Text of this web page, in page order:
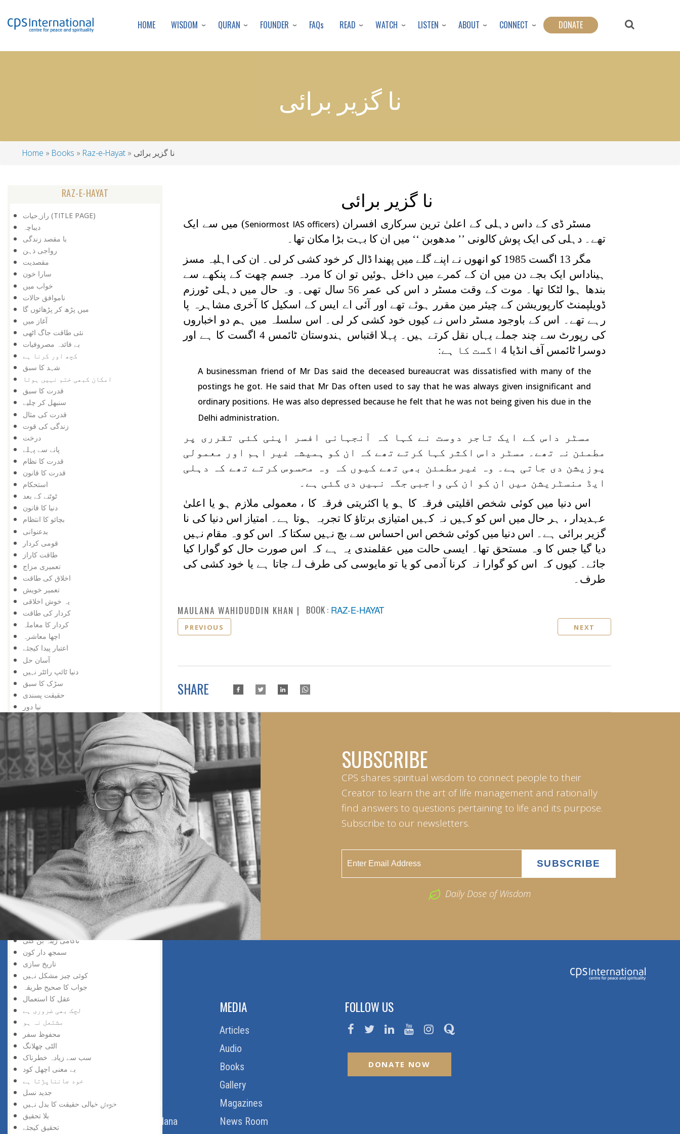
to
content
HOME WISDOM QURAN FOUNDER FAQs READ WATCH LISTEN ABOUT CONNECT DONATE
نا گزیر برائی
Home Books Raz-e-Hayat نا گزیر برائی
RAZ-E-HAYAT
راز ِحیات (TITLE PAGE)
دیباچہ
با مقصد زندگی
رواجی ذہن
مقصدیت
سارا خون
خواب میں
ناموافق حالات
میں پڑھ کر پڑھائوں گا
آغاز میں
نئی طاقت جاگ اٹھی
بے فائدہ مصروفیات
کچھ اور کرنا ہے
شہد کا سبق
امکان کبھی ختم نہیں ہوتا
قدرت کا سبق
سنبھل کر چلیے
قدرت کی مثال
زندگی کی قوت
درخت
پانے سے پہلے
قدرت کا نظام
قدرت کا قانون
استحکام
ٹوٹنے کے بعد
دنیا کا قانون
بچائو کا انتظام
بدعنوانی
قومی کردار
طاقت کاراز
تعمیری مزاج
اخلاق کی طاقت
تعمیر خویش
یہ خوش اخلاقی
کردار کی طاقت
کردار کا معاملہ
اچھا معاشرہ
اعتبار پیدا کیجئے
آسان حل
دنیا ٹائپ رائٹر نہیں
سڑک کا سبق
حقیقت پسندی
نیا دور
خود کشی نہیں
اور تالا کھل گیا
شوق کافی ہے
زبان درازی
حقیقت پسندی نہ کہ شوق
دشمنی کے وقت بھی
تعلیم کی اہمیت
اپنی کوشش سے
ایک کے بعد دوسرا
مواقع کا استعمال
ہار میں جیت
کامیابی کے لیے
کمی کی تلافی
بربادی کے بعد بھی
تم غریب نہیں ، دولت مند ہو
کمزوری نعمت ثابت ہوئی
سڑک بند ہے
افسوس نہ کیجئے
ناکامی زینہ بن گئی
سمجھ دار کون
تاریخ سازی
کوئی چیز مشکل نہیں
جواب کا صحیح طریقہ
عقل کا استعمال
لچک بھی ضروری ہے
مشتعل نہ ہو
محفوظ سفر
الٹی چھلانگ
سب سے زیادہ خطرناک
بے معنی اچھل کود
خود جانناپڑتا ہے
جدید نسل
خوش خیالی حقیقت کا بدل نہیں
بلا تحقیق
تحقیق کیجئے
نا گزیر برائی
مسٹر ڈی کے داس دہلی کے اعلیٰ ترین سرکاری افسران (Seniormost IAS officers) میں سے ایک
تھے۔ دہلی کی ایک پوش کالونی ’’ مدھوبن ‘‘ میں ان کا بہت بڑا مکان تھا۔
مگر 13 اگست 1985 کو انھوں نے اپنے گلے میں پھندا ڈال کر خود کشی کر لی۔ ان کی اہلیہ مسز
ہیناداس ایک بجے دن میں ان کے کمرے میں داخل ہوئیں تو ان کا مردہ جسم چھت کے پنکھے سے
بندھا ہوا لٹکا تھا۔ موت کے وقت مسٹر د اس کی عمر 56 سال تھی۔ وہ حال میں دہلی ٹورزم
ڈویلپمنٹ کارپوریشن کے چیئر مین مقرر ہوئے تھے اور آئی اے ایس کے اسکیل کا آخری مشاہرہ پا
رہے تھے۔ اس کے باوجود مسٹر داس نے کیوں خود کشی کر لی۔ اس سلسلہ میں ہم دو اخباروں
کی رپورٹ سے چند جملے یہاں نقل کرتے ہیں۔ پہلا اقتباس ہندوستان ٹائمس 4 اگست کا ہے اور
دوسرا ٹائمس آف انڈیا 4 اگست کا ہے:
A businessman friend of Mr Das said the deceased bureaucrat was dissatisfied with many of the
postings he got. He said that Mr Das often used to say that he was always given insignificant and
ordinary positions. He was also depressed because he felt that he was not being given his due in the
Delhi administration.
مسٹر داس کے ایک تاجر دوست نے کہا کہ آنجہانی افسر اپنی کئی تقرری پر
مطمئن نہ تھے۔ مسٹر داس اکثر کہا کرتے تھے کہ ان کو ہمیشہ غیر اہم اور معمولی
پوزیشن دی جاتی ہے۔ وہ غیرمطمئن بھی تھے کیوں کہ وہ محسوس کرتے تھے کہ دہلی
ایڈ منسٹریشن میں ان کو ان کی واجبی جگہ نہیں دی گئی ہے۔
اس دنیا میں کوئی شخص اقلیتی فرقہ کا ہو یا اکثریتی فرقہ کا ، معمولی ملازم ہو یا اعلیٰ
عہدیدار ، ہر حال میں اس کو کہیں نہ کہیں امتیازی برتاؤ کا تجربہ ہوتا ہے۔ امتیاز اس دنیا کی نا
گزیر برائی ہے۔ اس دنیا میں کوئی شخص اس احساس سے بچ نہیں سکتا کہ اس کو وہ مقام نہیں
دیا گیا جس کا وہ مستحق تھا۔ ایسی حالت میں عقلمندی یہ ہے کہ اس صورت حال کو گوارا کیا
جائے۔ کیوں کہ اس کو گوارا نہ کرنا آدمی کو یا تو مایوسی کی طرف لے جاتا ہے یا خود کشی کی
طرف۔
MAULANA WAHIDUDDIN KHAN BOOK : RAZ-E-HAYAT
PREVIOUS NEXT
SHARE
SUBSCRIBE
CPS shares spiritual wisdom to connect people to their
Creator to learn the art of life management and rationally
find answers to questions pertaining to life and its purpose.
Subscribe to our newsletters.
Daily Dose of Wisdom
Order Free Quran
Thoughts Of Maulana
MEDIA
Articles
Audio
Books
Gallery
Magazines
News Room
FOLLOW US
DONATE NOW